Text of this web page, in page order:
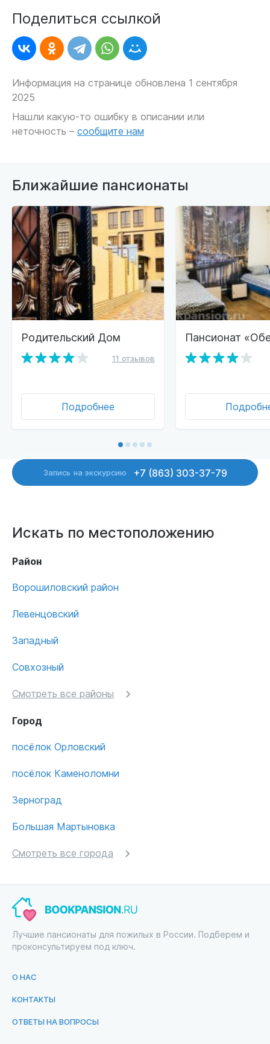
Поделиться ссылкой
Информация на странице обновлена 1 сентября
2025
Нашли какую-то ошибку в описании или
неточность – сообщите нам
Ближайшие пансионаты
Родительский Дом
11 отзывов
Подробнее
Пансионат
Запись на экскурсию +7 (863) 303-37-79
Искать по местоположению
Район
Ворошиловский район
Левенцовский
Западный
Совхозный
Смотреть все районы
Город
посёлок Орловский
посёлок Каменоломни
Зерноград
Большая Мартыновка
Смотреть все города
Лучшие пансионаты для пожилых в России. Подберем и
проконсультируем под ключ.
О НАС
КОНТАКТЫ
ОТВЕТЫ НА ВОПРОСЫ